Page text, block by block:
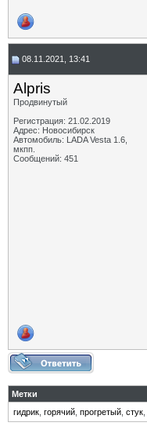
08.11.2021, 13:41
Alpris
Продвинутый
Регистрация: 21.02.2019
Адрес: Новосибирск
Автомобиль: LADA Vesta 1.6,
мкпп.
Сообщений: 451
Метки
гидрик горячий прогретый стук